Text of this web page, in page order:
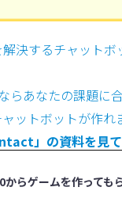
決するチャットボ
らあなたの課題に
ットボットが作れ
」の資料を見て
らゲームを作っても